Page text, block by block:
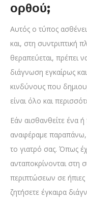
ορθού;
Αυτός ο τύπος
και, στη συντριπτική
θεραπεύεται, πρέπει
διάγνωση εγκαίρως
κινδύνους που
είναι όλο και
Εάν αισθανθείτε ένα
αναφέραμε παραπάνω,
το γιατρό σας. Όπως
ανταποκρίνονται στη
περιπτώσεων σε ήπιες
ζητήσετε έγκαιρα